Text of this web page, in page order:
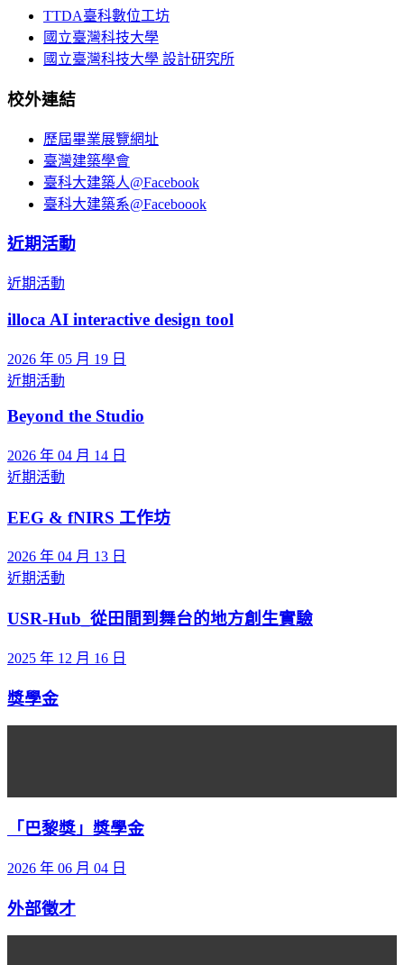
TTDA臺科數位工坊
國立臺灣科技大學
國立臺灣科技大學 設計研究所
校外連結
歷屆畢業展覽網址
臺灣建築學會
臺科大建築人@Facebook
臺科大建築系@Faceboook
近期活動
近期活動
illoca AI interactive design tool
2026 年 05 月 19 日
近期活動
Beyond the Studio
2026 年 04 月 14 日
近期活動
EEG & fNIRS 工作坊
2026 年 04 月 13 日
近期活動
USR-Hub_從田間到舞台的地方創生實驗
2025 年 12 月 16 日
獎學金
「巴黎獎」獎學金
2026 年 06 月 04 日
外部徵才